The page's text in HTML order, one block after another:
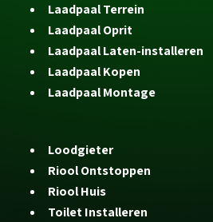
Laadpaal Terrein
Laadpaal Oprit
Laadpaal Laten-installeren
Laadpaal Kopen
Laadpaal Montage
Loodgieter
Riool Ontstoppen
Riool Huis
Toilet Installeren